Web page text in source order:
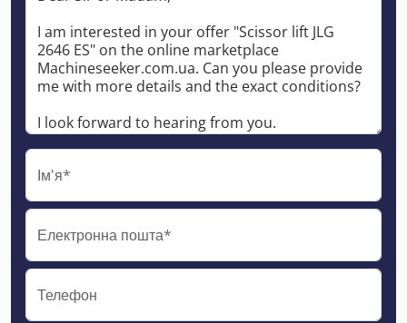
Ім'я*
Електронна пошта*
Телефон